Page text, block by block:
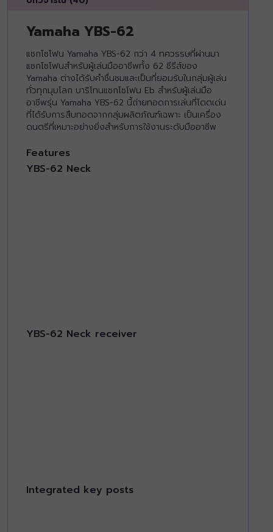
Yamaha YBS-62
แซกโซโฟน Yamaha YBS-62 กว่า 4 ทศวรรษที่ผ่านมา
แซกโซโฟนสำหรับผู้เล่นมืออาชีพทั้ง 62 ซีรีส์ของ
Yamaha ต่างได้รับคำชื่นชมและเป็นที่ยอมรับในกลุ่มผู้เล่น
ทั่วทุกมุมโลก บาริโทนแซกโซโฟน Eb สำหรับผู้เล่นมือ
อาชีพรุ่น Yamaha YBS-62 นี้ถ่ายทอดการเล่นที่โดดเด่น
ที่ได้รับการสืบทอดจากกลุ่มผลิตภัณฑ์เฉพาะ เป็นเครื่อง
ดนตรีที่เหมาะอย่างยิ่งสำหรับการใช้งานระดับมืออาชีพ
Features
YBS-62 Neck
YBS-62 Neck receiver
Integrated key posts